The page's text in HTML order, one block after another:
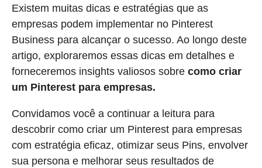
Existem muitas dicas e estratégias que as
empresas podem implementar no Pinterest
Business para alcançar o sucesso. Ao longo deste
artigo, exploraremos essas dicas em detalhes e
forneceremos insights valiosos sobre como criar
um Pinterest para empresas.
Convidamos você a continuar a leitura para
descobrir como criar um Pinterest para empresas
com estratégia eficaz, otimizar seus Pins, envolver
sua persona e melhorar seus resultados de